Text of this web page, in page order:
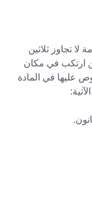
تجاوز ثلاثين
ارتكب في مكان
عليها في المادة